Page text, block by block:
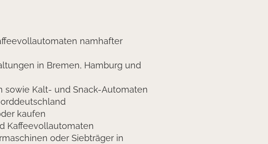
namhafter
in Bremen, Hamburg und
sowie Kalt- und Snack-Automaten
kaufen
Kaffeevollautomaten
oder Siebträger in